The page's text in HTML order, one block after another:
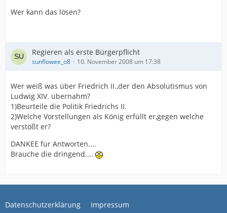
Wer kann das lösen?
Regieren als erste Bürgerpflicht
sunflowee_o8 10. November 2008 um 17:38
Wer weiß was über Friedrich II.,der den Absolutismus von
Ludwig XIV. übernahm?
1)Beurteile die Politik Friedrichs II.
2)Welche Vorstellungen als König erfüllt er,gegen welche
verstößt er?
DANKEE für Antworten....
Brauche die dringend....
Datenschutzerklärung Impressum